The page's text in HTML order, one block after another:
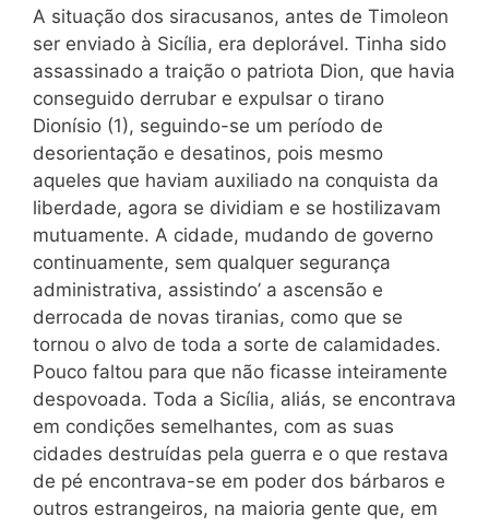
A situação dos siracusanos, antes de Timoleon
ser enviado à Sicília, era deplorável. Tinha sido
assassinado a traição o patriota Dion, que havia
conseguido derrubar e expulsar o tirano
Dionísio (1), seguindo-se um período de
desorientação e desatinos, pois mesmo
aqueles que haviam auxiliado na conquista da
liberdade, agora se dividiam e se hostilizavam
mutuamente. A cidade, mudando de governo
continuamente, sem qualquer segurança
administrativa, assistindo’ a ascensão e
derrocada de novas tiranias, como que se
tornou o alvo de toda a sorte de calamidades.
Pouco faltou para que não ficasse inteiramente
despovoada. Toda a Sicília, aliás, se encontrava
em condições semelhantes, com as suas
cidades destruídas pela guerra e o que restava
de pé encontrava-se em poder dos bárbaros e
outros estrangeiros, na maioria gente que, em